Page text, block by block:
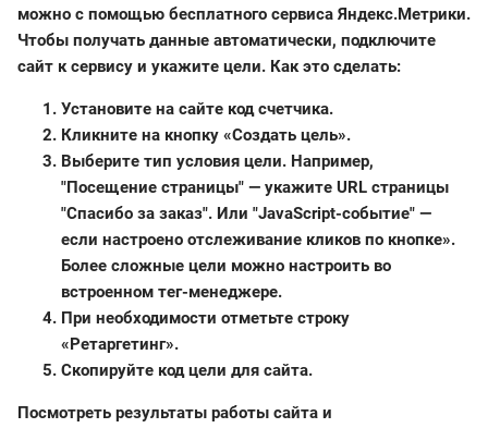
можно с помощью бесплатного сервиса Яндекс.Метрики.
Чтобы получать данные автоматически, подключите
сайт к сервису и укажите цели. Как это сделать:
Установите на сайте код счетчика.
Кликните на кнопку «Создать цель».
Выберите тип условия цели. Например,
"Посещение страницы" — укажите URL страницы
"Спасибо за заказ". Или "JavaScript-событие" —
если настроено отслеживание кликов по кнопке».
Более сложные цели можно настроить во
встроенном тег-менеджере.
При необходимости отметьте строку
«Ретаргетинг».
Скопируйте код цели для сайта.
Посмотреть результаты работы сайта и